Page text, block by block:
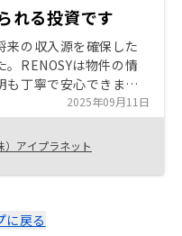
れる投資です
来の収入源を確保した
RENOSYは物件の情
も丁寧で安心できまし
、初心者でも始めやす
考える方にもおすすめ
2025年09月11日
）アイプラネット
に戻る